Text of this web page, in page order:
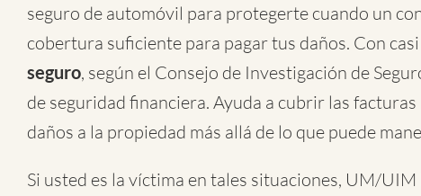
seguro de automóvil para protegerte cuando un
cobertura suficiente para pagar tus daños. Con casi
seguro, según el Consejo de Investigación de
de seguridad financiera. Ayuda a cubrir las
daños a la propiedad más allá de lo que puede
Si usted es la víctima en tales situaciones, UM/